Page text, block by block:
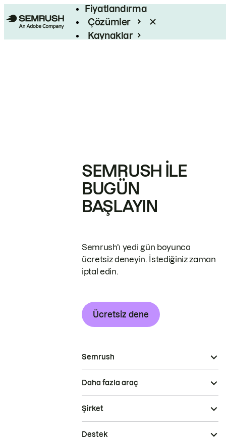
Fiyatlandırma
Çözümler
Kaynaklar
SEMRUSH ILE
BUGÜN
BAŞLAYIN
Semrush'ı yedi gün boyunca
ücretsiz deneyin. İstediğiniz zaman
iptal edin.
Ücretsiz dene
Semrush
Daha fazla araç
Şirket
Destek